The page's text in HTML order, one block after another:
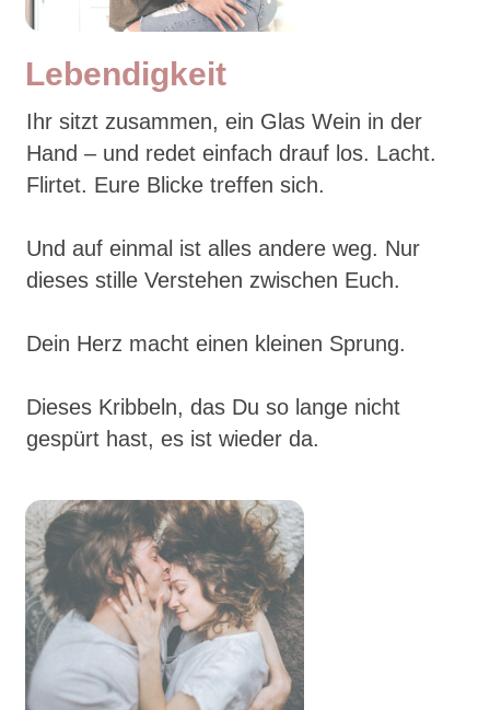
Lebendigkeit
Ihr sitzt zusammen, ein Glas Wein in der
Hand – und redet einfach drauf los. Lacht.
Flirtet. Eure Blicke treffen sich.
Und auf einmal ist alles andere weg. Nur
dieses stille Verstehen zwischen Euch.
Dein Herz macht einen kleinen Sprung.
Dieses Kribbeln, das Du so lange nicht
gespürt hast, es ist wieder da.